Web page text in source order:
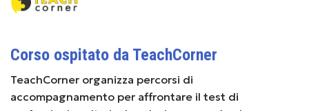
Corso ospitato da TeachCorner
TeachCorner organizza percorsi di
accompagnamento per affrontare il test di